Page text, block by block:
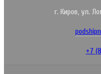
г. Киров, ул.
+7